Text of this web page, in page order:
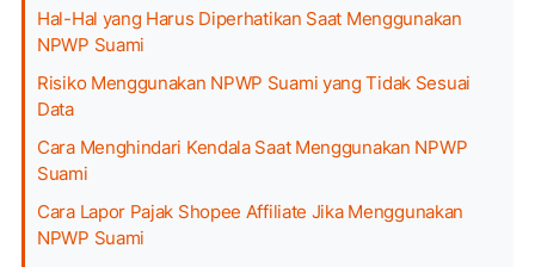
Hal-Hal yang Harus Diperhatikan Saat Menggunakan
NPWP Suami
Risiko Menggunakan NPWP Suami yang Tidak Sesuai
Data
Cara Menghindari Kendala Saat Menggunakan NPWP
Suami
Cara Lapor Pajak Shopee Affiliate Jika Menggunakan
NPWP Suami